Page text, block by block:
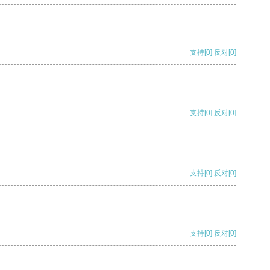
支持[0] 反对[0]
支持[0] 反对[0]
支持[0] 反对[0]
支持[0] 反对[0]